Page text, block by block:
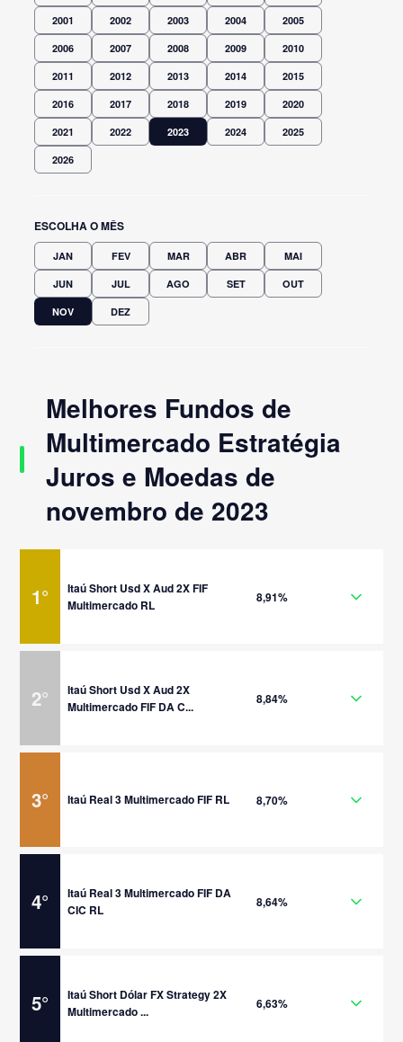
2001 2002 2003 2004 2005
2006 2007 2008 2009 2010
2011 2012 2013 2014 2015
2016 2017 2018 2019 2020
2021 2022 2023 2024 2025
2026
ESCOLHA O MÊS
JAN FEV MAR ABR MAI
JUN JUL AGO SET OUT
NOV DEZ
Melhores Fundos de
Multimercado Estratégia
Juros e Moedas de
novembro de 2023
1°
Itaú Short Usd X Aud 2X FIF
Multimercado RL
8,91%
2°
Itaú Short Usd X Aud 2X
Multimercado FIF DA C...
8,84%
3° Itaú Real 3 Multimercado FIF RL 8,70%
4°
Itaú Real 3 Multimercado FIF DA
CIC RL
8,64%
5°
Itaú Short Dólar FX Strategy 2X
Multimercado ...
6,63%